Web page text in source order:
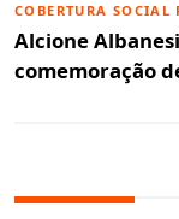
COBERTURA SOCIAL
Alcione
comemoração